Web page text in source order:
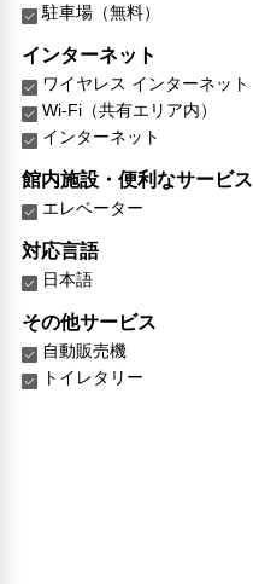
駐車場（無料）
インターネット
ワイヤレス インターネット
Wi-Fi（共有エリア内）
インターネット
館内施設・便利なサービス
エレベーター
対応言語
日本語
その他サービス
自動販売機
トイレタリー